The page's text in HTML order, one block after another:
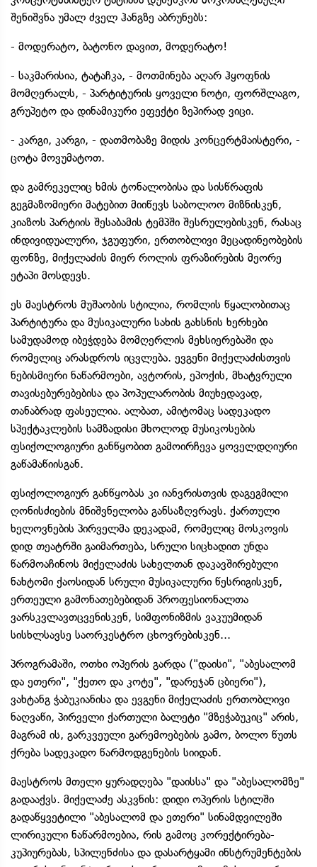
შენიშვნა უმალ ძველ ჰანგზე აბრუნებს:
- მოდერატო, ბატონო დავით, მოდერატო!
- საკმარისია, ტატაჩკა, - მოთმინება აღარ ჰყოფნის
მომღერალს, - პარტიტურის ყოველი ნოტი, ფორშლაგო,
გრუპეტო და დინამიკური ეფექტი ზეპირად ვიცი.
- კარგი, კარგი, - დათმობაზე მიდის კონცერტმაისტერი, -
ცოტა მოვუმატოთ.
და გამრეკელიც ხმის ტონალობისა და სისწრაფის
გეგმაზომიერი მატებით მიიწევს საბოლოო მიზნისკენ,
კიაზოს პარტიის შესაბამის ტემპში შესრულებისკენ, რასაც
ინდივიდუალური, ჯგუფური, ერთობლივი მეცადინეობების
ფონზე, მიქელაძის მიერ როლის ფრაზირების მეორე
ეტაპი მოსდევს.
ეს მაესტროს მუშაობის სტილია, რომლის წყალობითაც
პარტიტურა და მუსიკალური სახის გახსნის ხერხები
სამუდამოდ იბეჭდება მომღერლის მეხსიერებაში და
რომელიც არასდროს იცვლება. ევგენი მიქელაძისთვის
ნებისმიერი ნაწარმოები, ავტორის, ეპოქის, მხატვრული
თავისებურებებისა და პოპულარობის მიუხედავად,
თანაბრად ფასეულია. ალბათ, ამიტომაც სადეკადო
სპექტაკლების სამზადისი მხოლოდ მუსიკოსების
ფსიქოლოგიური განწყობით გამოირჩევა ყოველდღიური
გაწამაწიისგან.
ფსიქოლოგიურ განწყობას კი იანვრისთვის დაგეგმილი
ღონისძიების მნიშვნელობა განსაზღვრავს. ქართული
ხელოვნების პირველმა დეკადამ, რომელიც მოსკოვის
დიდ თეატრში გაიმართება, სრული სიცხადით უნდა
წარმოაჩინოს მიქელაძის სახელთან დაკავშირებული
ნახტომი ქაოსიდან სრული მუსიკალური წესრიგისკენ,
ერთეული გამონათებებიდან პროფესიონალთა
ვარსკვლავთცვენისკენ, სიმფონიზმის ვაკუუმიდან
სისხლსავსე საორკესტრო ცხოვრებისკენ...
პროგრამაში, ოთხი ოპერის გარდა ("დაისი", "აბესალომ
და ეთერი", "ქეთო და კოტე", "დარეჯან ცბიერი"),
ვახტანგ ჭაბუკიანისა და ევგენი მიქელაძის ერთობლივი
ნაღვაწი, პირველი ქართული ბალეტი "მზეჭაბუკიც" არის,
მაგრამ ის, გარკვეული გარემოებების გამო, ბოლო წუთს
ქრება სადეკადო წარმოდგენების სიიდან.
მაესტროს მთელი ყურადღება "დაისსა" და "აბესალომზე"
გადააქვს. მიქელაძე ასკვნის: დიდი ოპერის სტილში
გადაწყვეტილი "აბესალომ და ეთერი" სინამდვილეში
ლირიკული ნაწარმოებია, რის გამოც კორექტირება-
კუპიურებას, სპილენძისა და დასარტყამი ინსტრუმენტების